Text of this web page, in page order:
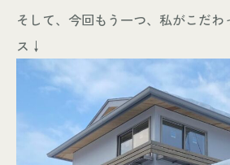
そして、今回もう一つ、私がこだわ
ス↓